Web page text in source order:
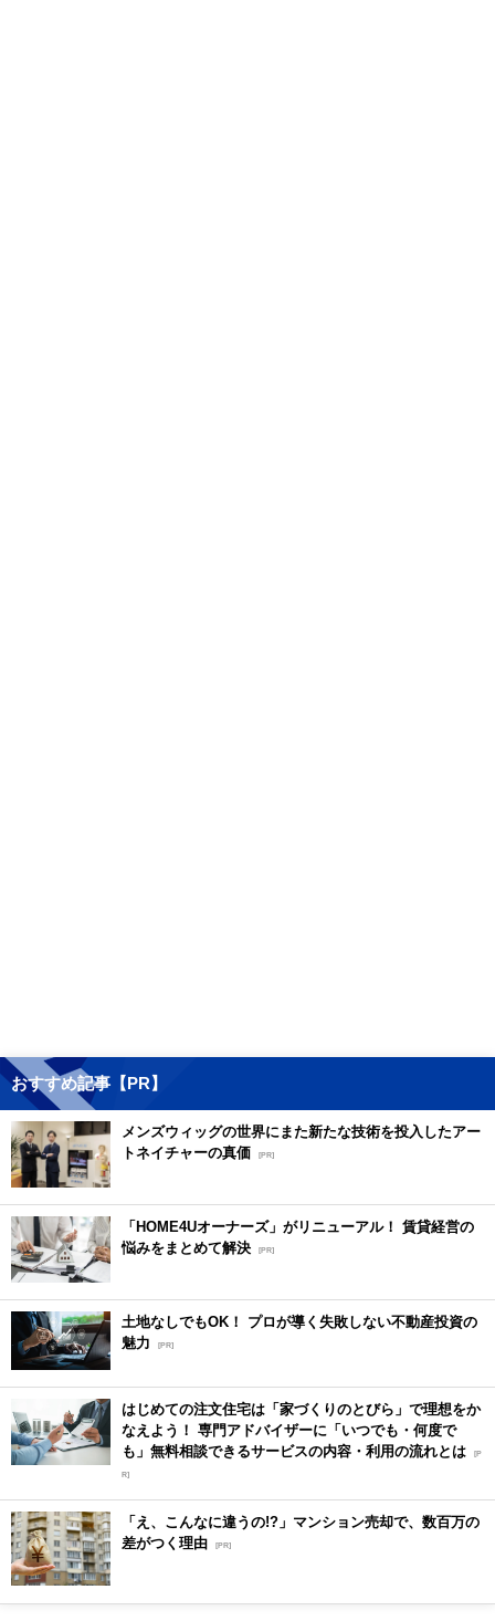
おすすめ記事【PR】
メンズウィッグの世界にまた新たな技術を投入したアー
トネイチャーの真価 [PR]
「HOME4Uオーナーズ」がリニューアル！ 賃貸経営の
悩みをまとめて解決 [PR]
土地なしでもOK！ プロが導く失敗しない不動産投資の
魅力
[PR]
はじめての注文住宅は「家づくりのとびら」で理想をか
なえよう！ 専門アドバイザーに「いつでも・何度で
も」無料相談できるサービスの内容・利用の流れとは [P
R]
「え、こんなに違うの!?」マンション売却で、数百万の
差がつく理由 [PR]